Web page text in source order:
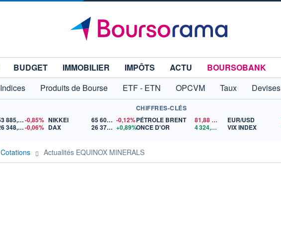
BUDGET IMMOBILIER IMPÔTS ACTU
BOURSOBANK
Indices Produits de Bourse ETF - ETN OPCVM Taux Devises
53 885,10-0,85%
26 348,35-0,06%
NIKKEI 65 606,71 -0,12%
DAX
26 371,77 +0,89%
CHIFFRES-CLÉS
PÉTROLE BRENT
81,88
ONCE D'OR
4 324,86 $US
EUR/USD
VIX INDEX
Cotations Actualités EQUINOX MINERALS